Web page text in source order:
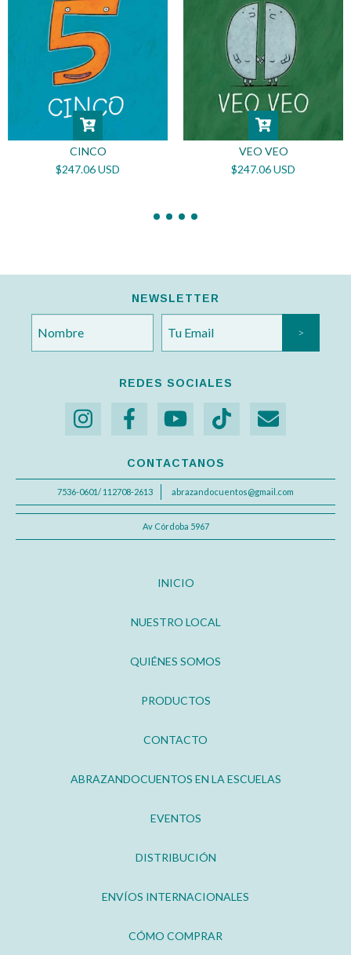
CINCO
$247.06 USD
VEO VEO
$247.06 USD
NEWSLETTER
REDES SOCIALES
CONTACTANOS
7536-0601/ 112708-2613 abrazandocuentos@gmail.com
Av Córdoba 5967
INICIO
NUESTRO LOCAL
QUIÉNES SOMOS
PRODUCTOS
CONTACTO
ABRAZANDOCUENTOS EN LA ESCUELAS
EVENTOS
DISTRIBUCIÓN
ENVÍOS INTERNACIONALES
CÓMO COMPRAR